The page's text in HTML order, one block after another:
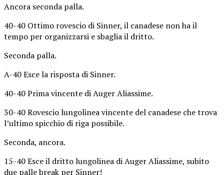
Ancora seconda palla.
40-40 Ottimo rovescio di Sinner, il canadese non ha il
tempo per organizzarsi e sbaglia il dritto.
Seconda palla.
A-40 Esce la risposta di Sinner.
40-40 Prima vincente di Auger Aliassime.
30-40 Rovescio lungolinea vincente del canadese che trova
l’ultimo spicchio di riga possibile.
Seconda, ancora.
15-40 Esce il dritto lungolinea di Auger Aliassime, subito
due palle break per Sinner!